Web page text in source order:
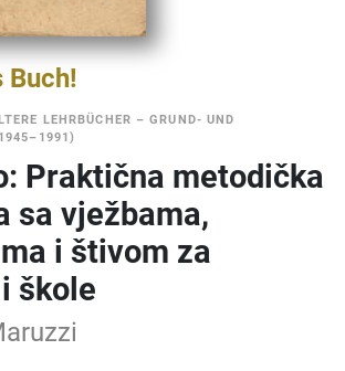
Buch
LEHRBÜCHER – GRUND- UND
Praktična metodička
sa vježbama,
i štivom za
škole